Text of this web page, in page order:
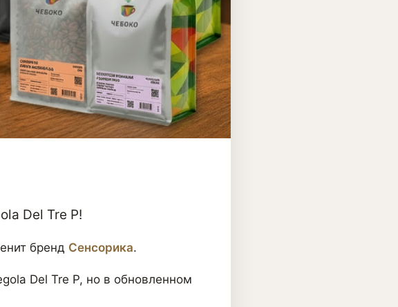
Del Tre P!
бренд Сенсорика.
Del Tre P, но в обновленном